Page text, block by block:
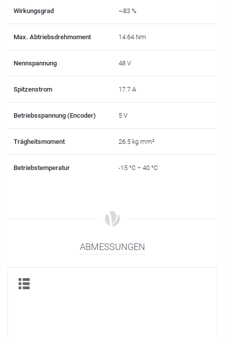
Wirkungsgrad ~83 %
Max. Abtriebsdrehmoment 14.64 Nm
Nennspannung 48 V
Spitzenstrom 17.7 A
Betriebsspannung (Encoder) 5 V
Trägheitsmoment 26.5 kg mm²
Betriebstemperatur -15 °C – 40 °C
ABMESSUNGEN